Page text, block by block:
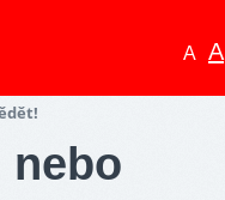
A A
nebo